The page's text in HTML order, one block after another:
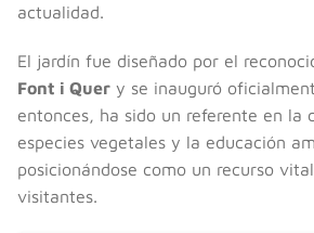
actualidad.
El jardín fue diseñado por el
Font i Quer y se inauguró
entonces, ha sido un referente en la
especies vegetales y la educación
posicionándose como un recurso
visitantes.